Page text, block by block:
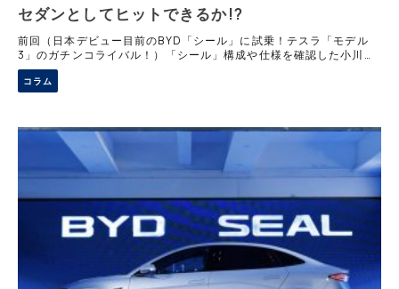
セダンとしてヒットできるか!?
前回（日本デビュー目前のBYD「シール」に試乗！テスラ「モデル
3」のガチンコライバル！）「シール」構成や仕様を確認した小川フ
ミオ氏は、同車の内外装デザインに注目する。どんな印象を持ったの
だろうか。 美しいプロポーションを
コラム